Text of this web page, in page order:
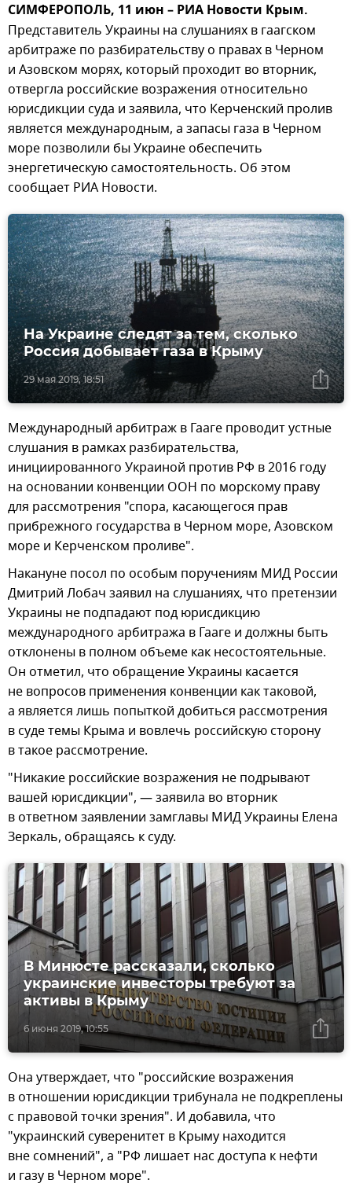
СИМФЕРОПОЛЬ, 11 июн – РИА Новости Крым.
Представитель Украины на слушаниях в гаагском
арбитраже по разбирательству о правах в Черном
и Азовском морях, который проходит во вторник,
отвергла российские возражения относительно
юрисдикции суда и заявила, что Керченский пролив
является международным, а запасы газа в Черном
море позволили бы Украине обеспечить
энергетическую самостоятельность. Об этом
сообщает РИА Новости.
29 мая 2019, 18:51
На Украине следят за тем, сколько
Россия добывает газа в Крыму
Международный арбитраж в Гааге проводит устные
слушания в рамках разбирательства,
инициированного Украиной против РФ в 2016 году
на основании конвенции ООН по морскому праву
для рассмотрения "спора, касающегося прав
прибрежного государства в Черном море, Азовском
море и Керченском проливе".
Накануне посол по особым поручениям МИД России
Дмитрий Лобач заявил на слушаниях, что претензии
Украины не подпадают под юрисдикцию
международного арбитража в Гааге и должны быть
отклонены в полном объеме как несостоятельные.
Он отметил, что обращение Украины касается
не вопросов применения конвенции как таковой,
а является лишь попыткой добиться рассмотрения
в суде темы Крыма и вовлечь российскую сторону
в такое рассмотрение.
"Никакие российские возражения не подрывают
вашей юрисдикции", — заявила во вторник
в ответном заявлении замглавы МИД Украины Елена
Зеркаль, обращаясь к суду.
6 июня 2019, 10:55
В Минюсте рассказали, сколько
украинские инвесторы требуют за
активы в Крыму
Она утверждает, что "российские возражения
в отношении юрисдикции трибунала не подкреплены
с правовой точки зрения". И добавила, что
"украинский суверенитет в Крыму находится
вне сомнений", а "РФ лишает нас доступа к нефти
и газу в Черном море".